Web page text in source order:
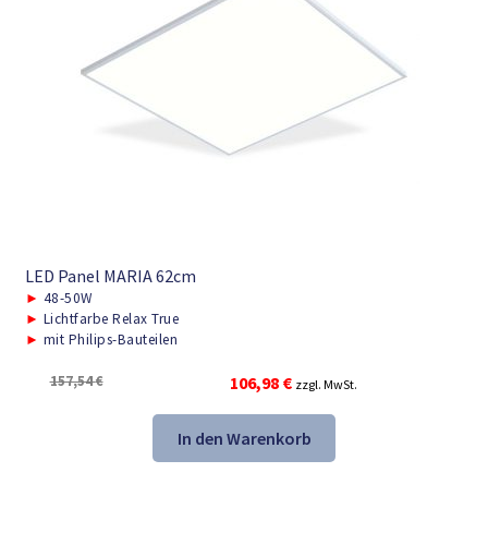
LED Panel MARIA 62cm
► 48-50W
► Lichtfarbe Relax True
► mit Philips-Bauteilen
157,54€
Ursprünglicher
war:
157,54 €
106,98 €Aktueller
ist:
106,98 €.
zzgl. MwSt.
In den Warenkorb